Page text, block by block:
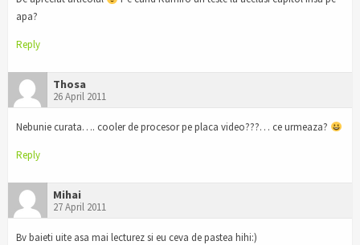
apa?
Reply
Thosa
26 April 2011
Nebunie curata…. cooler de procesor pe placa video???… ce urmeaza?
Reply
Mihai
27 April 2011
Bv baieti uite asa mai lecturez si eu ceva de pastea hihi:)